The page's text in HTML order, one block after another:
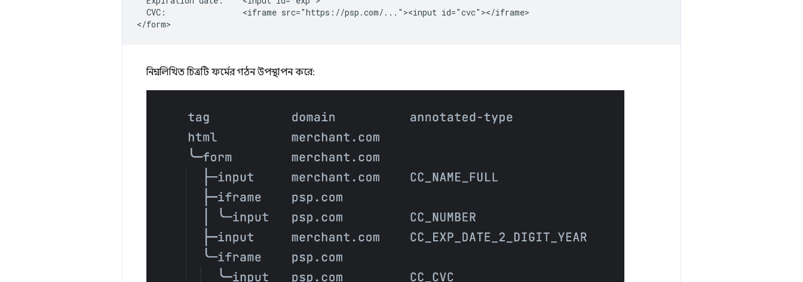
  CVC:                <iframe src="https://psp.com/..."><input id="cvc"></iframe>
নিম্নলিখিত চিত্রটি ফর্মের গঠন উপস্থাপন করে: